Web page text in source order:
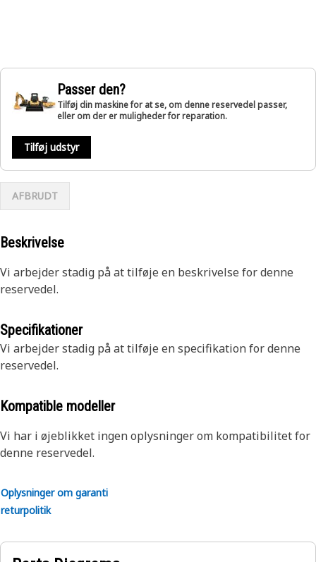
Passer den?
Tilføj din maskine for at se, om denne reservedel passer,
eller om der er muligheder for reparation.
Tilføj udstyr
AFBRUDT
Beskrivelse
Vi arbejder stadig på at tilføje en beskrivelse for denne
reservedel.
Specifikationer
Vi arbejder stadig på at tilføje en specifikation for denne
reservedel.
Kompatible modeller
Vi har i øjeblikket ingen oplysninger om kompatibilitet for
denne reservedel.
Oplysninger om garanti
returpolitik